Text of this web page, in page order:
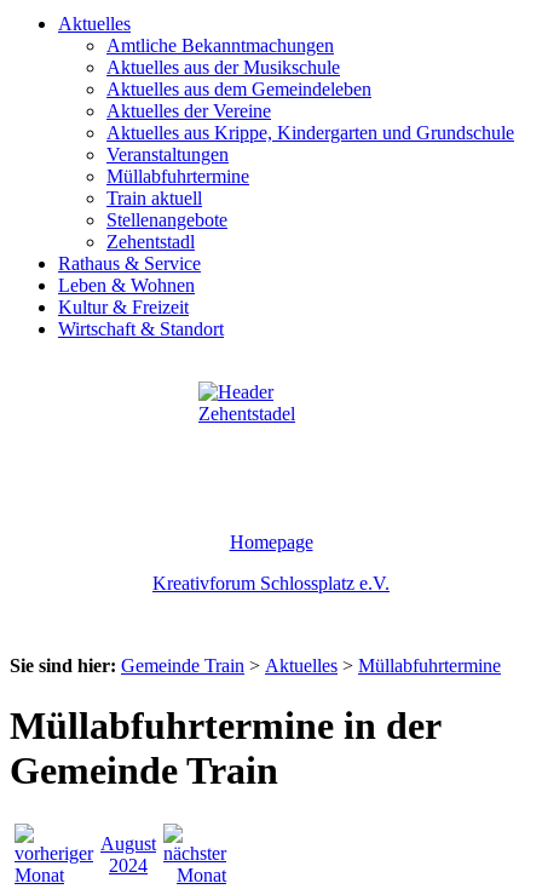
Aktuelles
Amtliche Bekanntmachungen
Aktuelles aus der Musikschule
Aktuelles aus dem Gemeindeleben
Aktuelles der Vereine
Aktuelles aus Krippe, Kindergarten und Grundschule
Veranstaltungen
Müllabfuhrtermine
Train aktuell
Stellenangebote
Zehentstadl
Rathaus & Service
Leben & Wohnen
Kultur & Freizeit
Wirtschaft & Standort
Homepage
Kreativforum Schlossplatz e.V.
Sie sind hier: Gemeinde Train > Aktuelles > Müllabfuhrtermine
Müllabfuhrtermine in der
Gemeinde Train
August
2024